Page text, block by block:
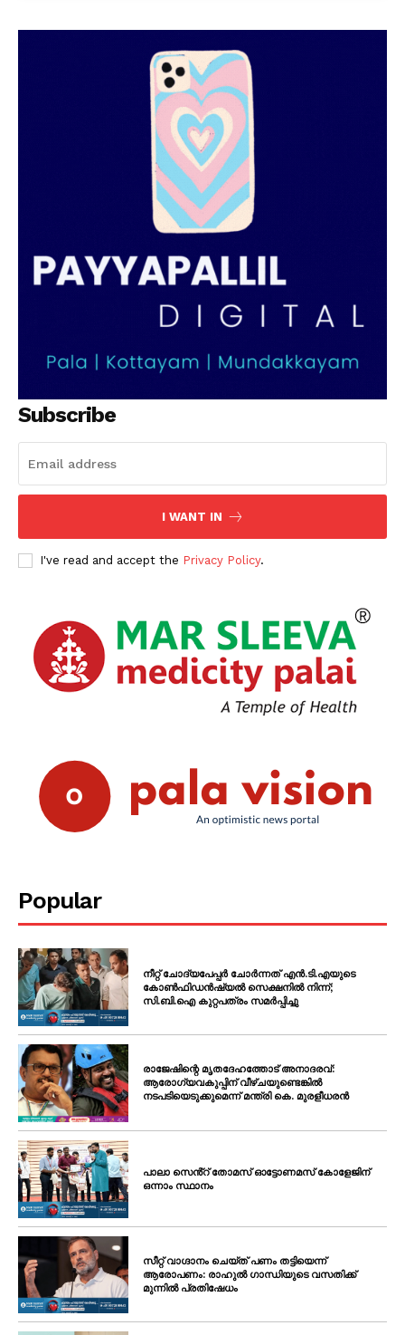
Subscribe
I WANT IN
I've read and accept the Privacy Policy.
Popular
നീറ്റ് ചോദ്യപേപ്പർ ചോർന്നത് എൻ.ടി.എയുടെ
കോൺഫിഡൻഷ്യൽ സെക്ഷനിൽ നിന്ന്;
സി.ബി.ഐ കുറ്റപത്രം സമർപ്പിച്ചു
രാജേഷിന്റെ മൃതദേഹത്തോട് അനാദരവ്:
ആരോഗ്യവകുപ്പിന് വീഴ്ചയുണ്ടെങ്കിൽ
നടപടിയെടുക്കുമെന്ന് മന്ത്രി കെ. മുരളീധരൻ
പാലാ സെൻ്റ് തോമസ് ഓട്ടോണമസ് കോളേജിന്
ഒന്നാം സ്ഥാനം
സീറ്റ് വാഗ്ദാനം ചെയ്ത് പണം തട്ടിയെന്ന്
ആരോപണം: രാഹുൽ ഗാന്ധിയുടെ വസതിക്ക്
മുന്നിൽ പ്രതിഷേധം